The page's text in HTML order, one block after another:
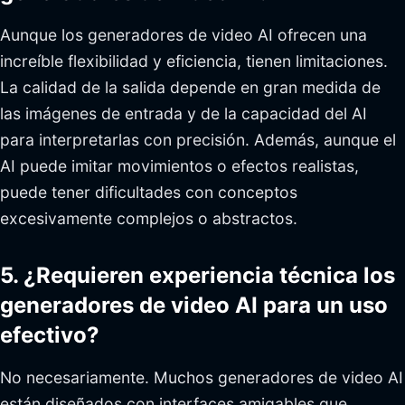
Aunque los generadores de video AI ofrecen una
increíble flexibilidad y eficiencia, tienen limitaciones.
La calidad de la salida depende en gran medida de
las imágenes de entrada y de la capacidad del AI
para interpretarlas con precisión. Además, aunque el
AI puede imitar movimientos o efectos realistas,
puede tener dificultades con conceptos
excesivamente complejos o abstractos.
5. ¿Requieren experiencia técnica los
generadores de video AI para un uso
efectivo?
No necesariamente. Muchos generadores de video AI